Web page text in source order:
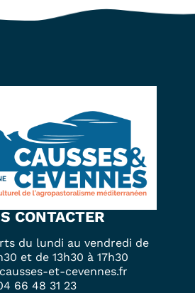
CONTACTER
du lundi au vendredi de
et de 13h30 à 17h30
et-cevennes.fr
66 48 31 23